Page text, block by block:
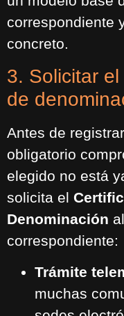
correspondiente
concreto.
3. Solicitar
de
Antes de
obligatorio
elegido no está
solicita el
Denominación
correspondiente:
Trámite
muchas